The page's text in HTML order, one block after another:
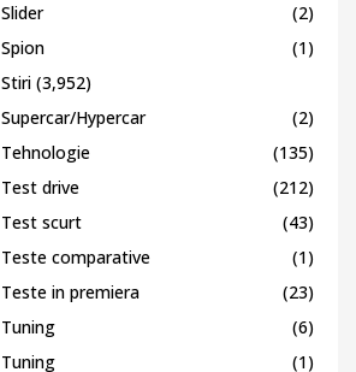
Slider
(2)
Spion
(1)
Stiri (3,952)
Supercar/Hypercar
(2)
Tehnologie
(135)
Test drive
(212)
Test scurt
(43)
Teste comparative
(1)
Teste in premiera
(23)
Tuning
(6)
Tuning
(1)